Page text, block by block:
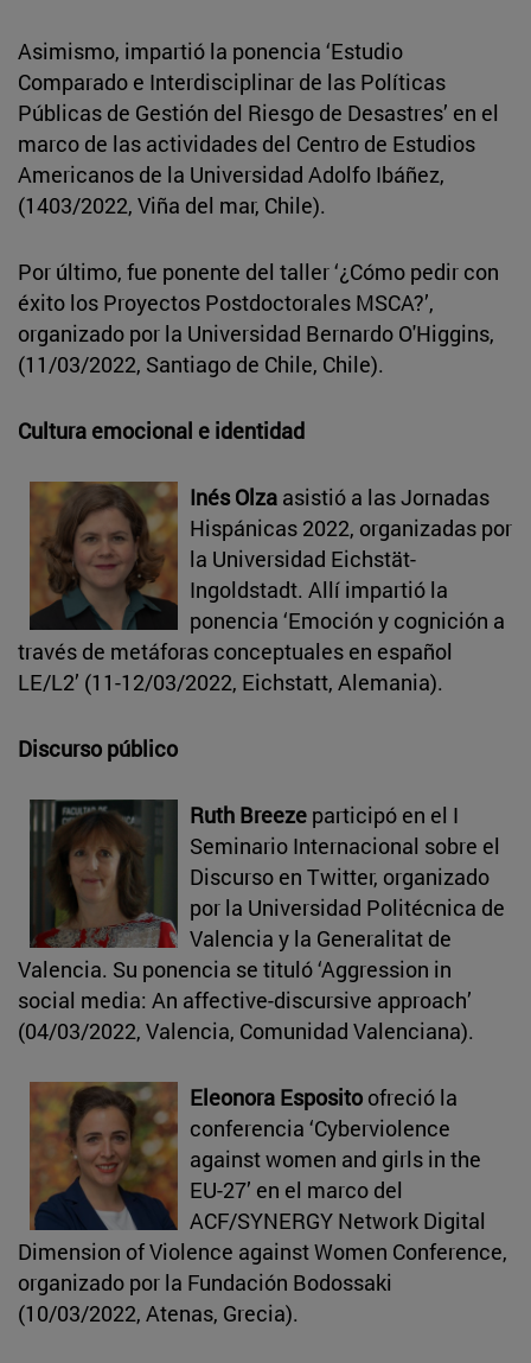
Asimismo, impartió la ponencia ‘Estudio
Comparado e Interdisciplinar de las Políticas
Públicas de Gestión del Riesgo de Desastres’ en el
marco de las actividades del Centro de Estudios
Americanos de la Universidad Adolfo Ibáñez,
(1403/2022, Viña del mar, Chile).
Por último, fue ponente del taller ‘¿Cómo pedir con
éxito los Proyectos Postdoctorales MSCA?’,
organizado por la Universidad Bernardo O'Higgins,
(11/03/2022, Santiago de Chile, Chile).
Cultura emocional e identidad
Inés Olza asistió a las Jornadas
Hispánicas 2022, organizadas por
la Universidad Eichstät-
Ingoldstadt. Allí impartió la
ponencia ‘Emoción y cognición a
través de metáforas conceptuales en español
LE/L2’ (11-12/03/2022, Eichstatt, Alemania).
Discurso público
Ruth Breeze participó en el I
Seminario Internacional sobre el
Discurso en Twitter, organizado
por la Universidad Politécnica de
Valencia y la Generalitat de
Valencia. Su ponencia se tituló ‘Aggression in
social media: An affective-discursive approach’
(04/03/2022, Valencia, Comunidad Valenciana).
Eleonora Esposito ofreció la
conferencia ‘Cyberviolence
against women and girls in the
EU-27’ en el marco del
ACF/SYNERGY Network Digital
Dimension of Violence against Women Conference,
organizado por la Fundación Bodossaki
(10/03/2022, Atenas, Grecia).